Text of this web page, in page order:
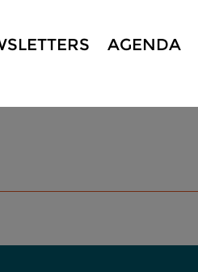
AGENDA